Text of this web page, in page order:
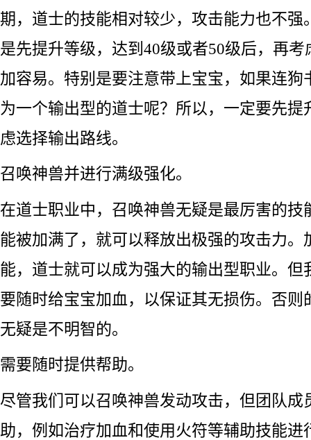
期，道士的技能相对较少，攻击能力也不强
是先提升等级，达到40级或者50级后，再
加容易。特别是要注意带上宝宝，如果连狗
为一个输出型的道士呢？所以，一定要先提
虑选择输出路线。
召唤神兽并进行满级强化。
在道士职业中，召唤神兽无疑是最厉害的技
能被加满了，就可以释放出极强的攻击力。
能，道士就可以成为强大的输出型职业。但
要随时给宝宝加血，以保证其无损伤。否则
无疑是不明智的。
需要随时提供帮助。
尽管我们可以召唤神兽发动攻击，但团队成
助，例如治疗加血和使用火符等辅助技能进